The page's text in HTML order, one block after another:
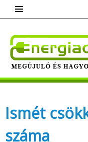
content
Megújuló és
Ismét
száma